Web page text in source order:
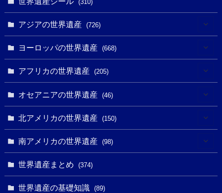
(310)
アジアの世界遺産 (726)
(6)
(10)
(10)
ヨーロッパの世界遺産 (668)
(4)
(3)
(1)
(43)
アフリカの世界遺産 (205)
(8)
(1)
(32)
オセアニアの世界遺産 (46)
(25)
北アメリカの世界遺産 (150)
(31)
南アメリカの世界遺産 (98)
(4)
世界遺産まとめ (374)
世界遺産の基礎知識 (89)